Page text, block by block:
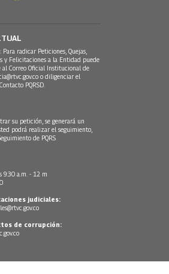
Para radicar Peticiones, Quejas,
y Felicitaciones a la Entidad puede
Correo Oficial Institucional de
o diligenciar el
Contacto PQRSD.
su petición, se generará un
podrá realizar el seguimiento,
de PQRS
9:30 a.m. - 12 m
judiciales:
de corrupción: